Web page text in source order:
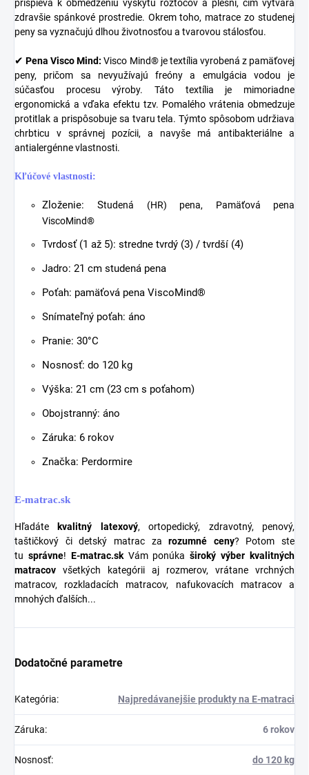
prispieva k obmedzeniu výskytu roztočov a plesní, čím vytvára
zdravšie spánkové prostredie. Okrem toho, matrace zo studenej
peny sa vyznačujú dlhou životnosťou a tvarovou stálosťou.
✔ Pena Visco Mind:Visco Mind® je textília vyrobená z pamäťovej
peny, pričom sa nevyužívajú freóny a emulgácia vodou je
súčasťou procesu výroby. Táto textília je mimoriadne
ergonomická a vďaka efektu tzv. Pomalého vrátenia obmedzuje
protitlak a prispôsobuje sa tvaru tela. Týmto spôsobom udržiava
chrbticu v správnej pozícii, a navyše má antibakteriálne a
antialergénne vlastnosti.
Kľúčové vlastnosti:
Zloženie: Studená (HR) pena, Pamäťová pena
ViscoMind®
Tvrdosť (1 až 5): stredne tvrdý (3) / tvrdší (4)
Jadro: 21 cm studená pena
Poťah: pamäťová pena ViscoMind®
Snímateľný poťah: áno
Pranie: 30°C
Nosnosť: do 120 kg
Výška: 21 cm (23 cm s poťahom)
Obojstranný: áno
Záruka: 6 rokov
Značka: Perdormire
E-matrac.sk
Hľadáte kvalitný latexový, ortopedický, zdravotný, penový,
taštičkový či detský matrac zarozumné ceny? Potom ste
tu správne! E-matrac.skVám ponúka široký výber kvalitných
matracov všetkých kategórii aj rozmerov, vrátane vrchných
matracov, rozkladacích matracov, nafukovacích matracov a
mnohých ďalších...
Dodatočné parametre
Kategória: Najpredávanejšie produkty na E-matraci
Záruka: 6 rokov
Nosnosť: do 120 kg